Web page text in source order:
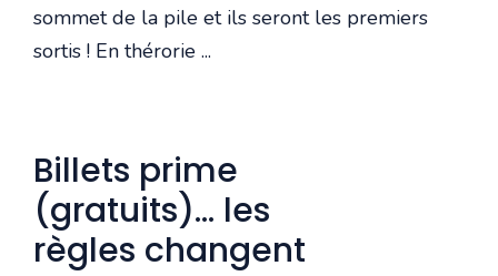
sommet de la pile et ils seront les premiers
sortis ! En thérorie ...
Billets prime
(gratuits)… les
règles changent